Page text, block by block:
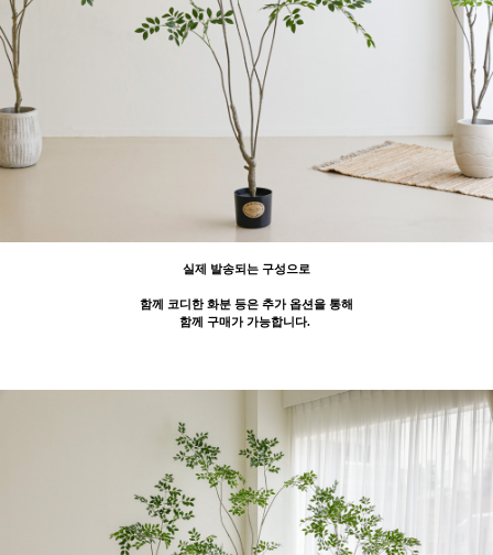
실제 발송되는 구성으로
함께 코디한 화분 등은 추가 옵션을 통해
함께 구매가 가능합니다.